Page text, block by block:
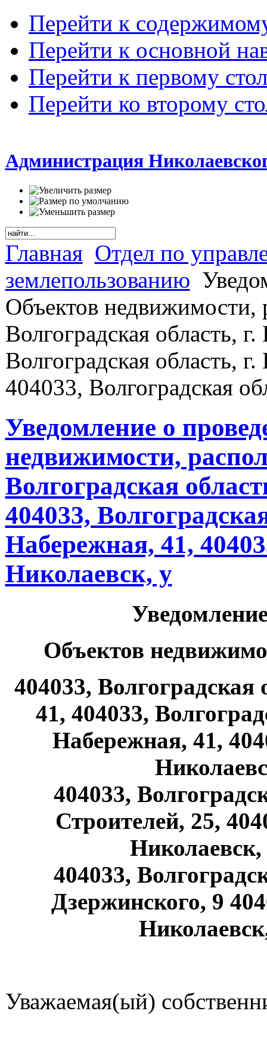
Перейти к
Перейти к основной
Перейти к первому
Перейти ко второму
Администрация
Главная Отдел по
землепользованию
Объектов недвижимости,
Волгоградская область,
Волгоградская область,
404033, Волгоградская
Уведомление о
недвижимости,
Волгоградская
404033,
Набережная, 41,
Николаевск, у
Объектов
404033,
41, 404033,
Набережная, 41,
404033,
Строителей, 25,
404033,
Дзержинского, 9
Уважаемая(ый)